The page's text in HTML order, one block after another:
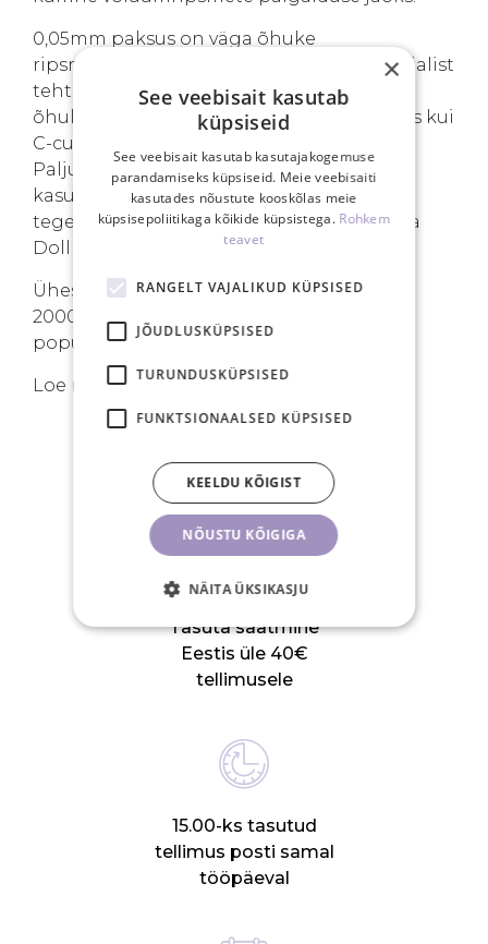
0,05mm paksus on väga õhuke
ripsmepikenduste materjal. Sellest materjalist
tehtud volüümilehvikud on kerged ja
õhulised. CC-curl on pisut rohkem kaardus kui
C-curl ja veidi vähem kaardus kui D-curl.
Paljude ripsmetehnikute seas laialdaselt
kasutusel. Kasutatakse erinevate stiilide
tegemisel nagu Natural, Cat Eye, Fox Eye ja
Doll Eye.
Ühes ripsmekarbis on valitud pikkusega
2000tk 6D valmislehvikut. Mix-karbis on
populaarsemad pikkused 7-13mm, 2000tk.
Loe rohkemvalmislehvikute
SINU EELISED
Tasuta saatmine
Eestis üle 40€
tellimusele
15.00-ks tasutud
tellimus posti samal
tööpäeval
×
See veebisait kasutab
küpsiseid
See veebisait kasutab kasutajakogemuse
parandamiseks küpsiseid. Meie veebisaiti
kasutades nõustute kooskõlas meie
küpsisepoliitikaga kõikide küpsistega. Rohkem
teavet
RANGELT VAJALIKUD KÜPSISED
JÕUDLUSKÜPSISED
TURUNDUSKÜPSISED
FUNKTSIONAALSED KÜPSISED
NÕUSTU KÕIGIGA
KEELDU KÕIGIST
NÄITA ÜKSIKASJU